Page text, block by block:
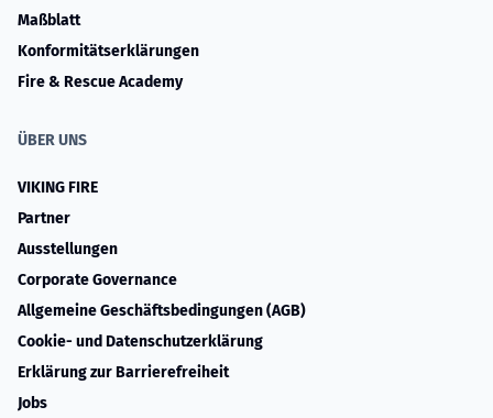
Maßblatt
Konformitätserklärungen
Fire & Rescue Academy
ÜBER UNS
VIKING FIRE
Partner
Ausstellungen
Corporate Governance
Allgemeine Geschäftsbedingungen (AGB)
Cookie- und Datenschutzerklärung
Erklärung zur Barrierefreiheit
Jobs